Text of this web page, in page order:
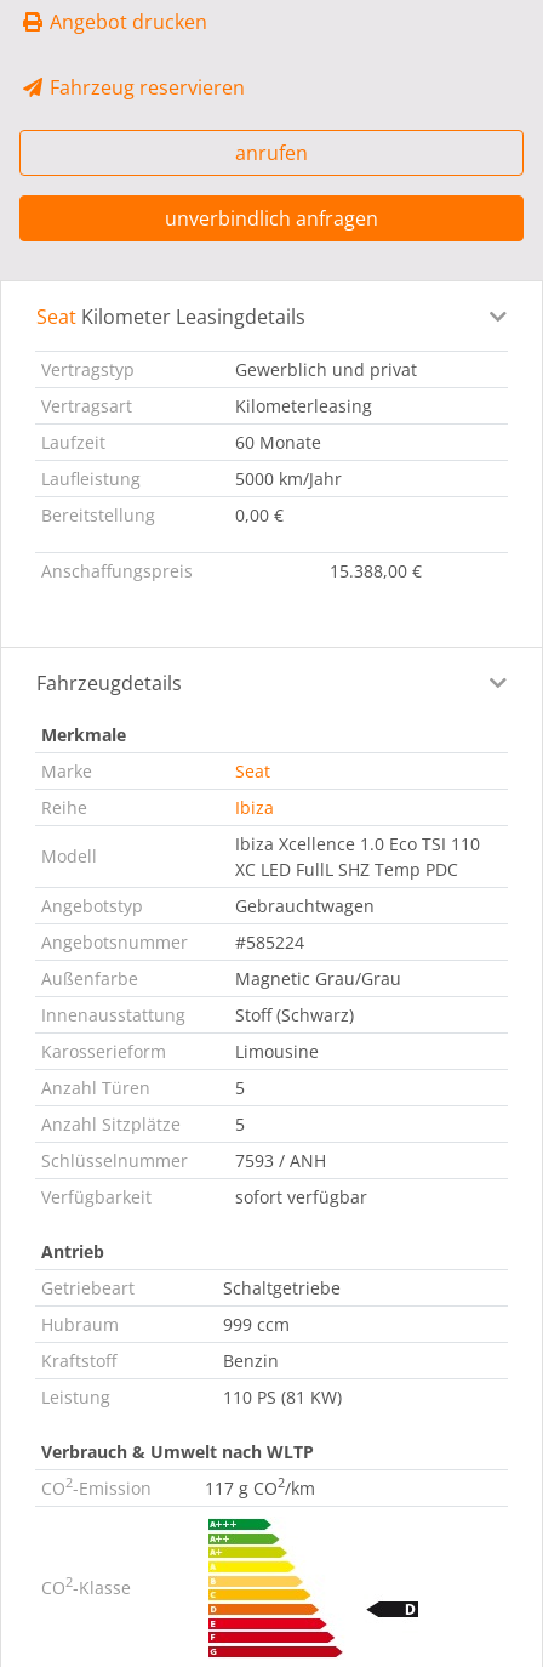
Angebot drucken
Fahrzeug reservieren
anrufen
unverbindlich anfragen
Leasingdetails Fahrzeugdetails
Seat Kilometer Leasingdetails
Vertragstyp
Gewerblich und privat
Vertragsart
Kilometerleasing
Laufzeit
60 Monate
Laufleistung
5000 km/Jahr
Bereitstellung
0,00 €
Anschaffungspreis 15.388,00 €
Fahrzeugdetails
Merkmale
Marke
Seat
Reihe
Ibiza
Modell
Ibiza Xcellence 1.0 Eco TSI 110
XC LED FullL SHZ Temp PDC
Angebotstyp
Gebrauchtwagen
Angebotsnummer
#585224
Außenfarbe
Magnetic Grau/Grau
Innenausstattung
Stoff (Schwarz)
Karosserieform
Limousine
Anzahl Türen
5
Anzahl Sitzplätze
5
Schlüsselnummer
7593 / ANH
Verfügbarkeit
sofort verfügbar
Antrieb
Getriebeart
Schaltgetriebe
Hubraum
999 ccm
Kraftstoff
Benzin
Leistung
110 PS (81 KW)
Verbrauch & Umwelt nach WLTP
CO2-Emission 117 g CO2/km
CO2-Klasse